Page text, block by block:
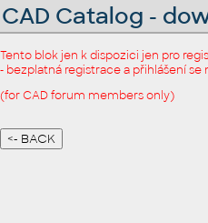
CAD Catalog -
Tento blok jen k dispozici jen pro
- bezplatná registrace a přihlášení se
(for CAD forum members only)